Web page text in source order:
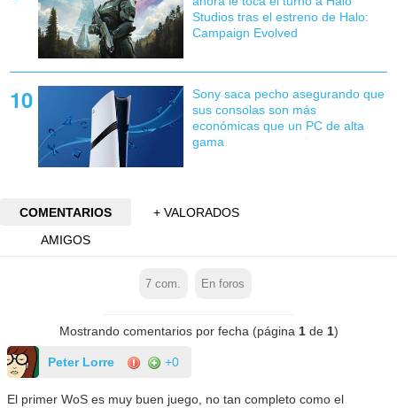
Studios tras el estreno de Halo:
Campaign Evolved
Sony saca pecho asegurando que
sus consolas son más
económicas que un PC de alta
gama
COMENTARIOS
+ VALORADOS
AMIGOS
7 com. En foros
Mostrando comentarios por fecha (página 1de 1)
Peter Lorre +0
El primer WoS es muy buen juego, no tan completo como el